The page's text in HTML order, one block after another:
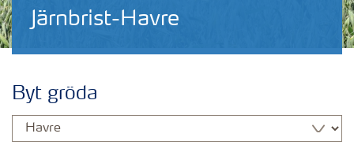
Järnbrist-Havre
Byt gröda